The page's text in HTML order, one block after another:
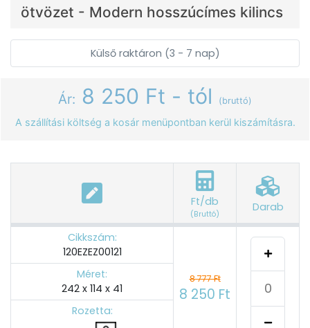
ötvözet - Modern hosszúcímes kilincs
Külső raktáron (3 - 7 nap)
Ár: 8 250 Ft - tól (bruttó)
A szállítási költség a kosár menüpontban kerül kiszámításra.
Ft/db
(Bruttó)
Darab
Cikkszám:
120EZEZ00121
8 777 Ft
8 250 Ft
Méret:
242 x 114 x 41
Rozetta: